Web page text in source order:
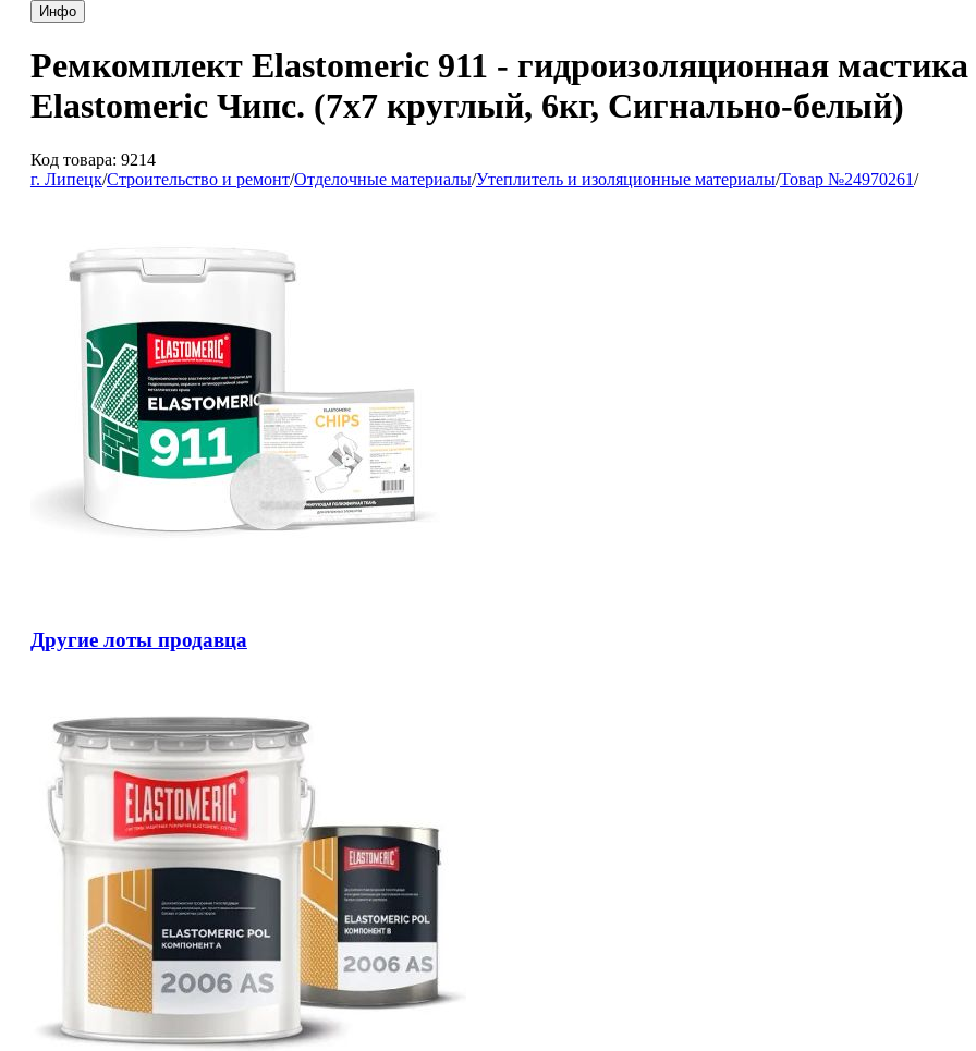
Инфо
Ремкомплект Elastomeric 911 - гидроизоляционная
Elastomeric Чипс. (7х7 круглый, 6кг, Сигнально-белый)
Код товара: 9214
г. Липецк/Строительство и ремонт/Отделочные материалы/Утеплитель и изоляционные материалы/Товар №24970261/
Другие лоты продавца